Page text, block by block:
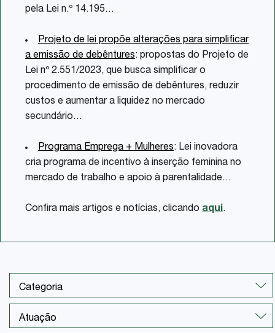
pela Lei n.º 14.195…
Projeto de lei propõe alterações para simplificar
a emissão de debêntures: propostas do Projeto de
Lei nº 2.551/2023, que busca simplificar o
procedimento de emissão de debêntures, reduzir
custos e aumentar a liquidez no mercado
secundário…
Programa Emprega + Mulheres: Lei inovadora
cria programa de incentivo à inserção feminina no
mercado de trabalho e apoio à parentalidade…
Confira mais artigos e notícias, clicando aqui.